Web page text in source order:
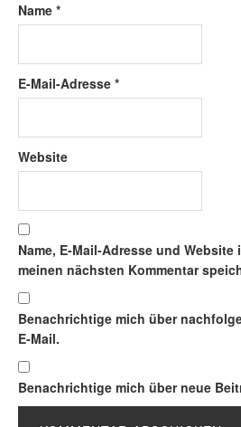
Name *
E-Mail-Adresse *
Website
Name, E-Mail-Adresse und
meinen nächsten Kommentar
Benachrichtige mich über
E-Mail.
Benachrichtige mich über neue